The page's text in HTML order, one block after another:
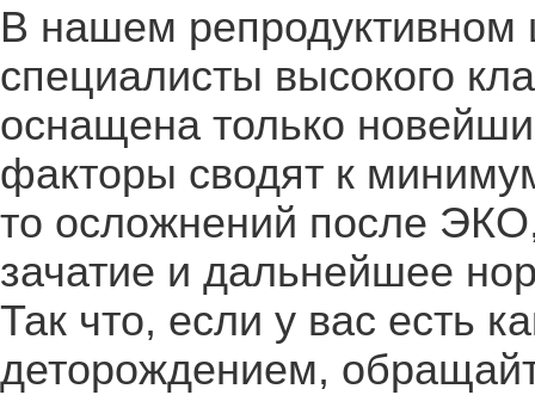
В нашем репродуктивном
специалисты высокого
оснащена только
факторы сводят к
то осложнений после
зачатие и дальнейшее
Так что, если у вас есть
деторождением,